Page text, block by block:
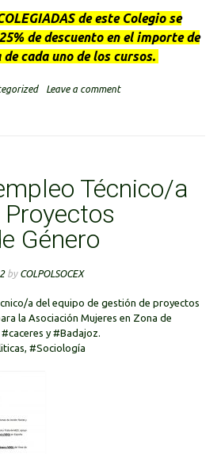
de este Colegio se
de descuento en el importe de
cada uno de los cursos.
Leave a comment
Técnico/a
Género
by COLPOLSOCEX
a del equipo de gestión de proyectos
la Asociación Mujeres en Zona de
#caceres y #Badajoz.
, #Sociología